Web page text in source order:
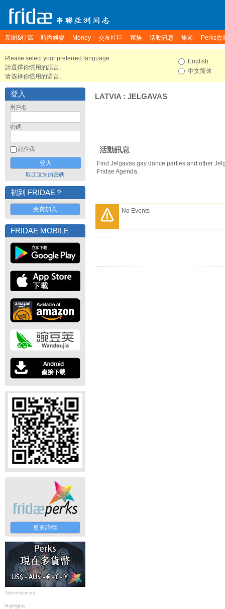
新聞&特寫 時尚娛樂 Money 交友社區 家族 活動訊息 旅遊 Perks會
Please select your preferred language.
請選擇你慣用的語言。
请选择你惯用的语言。
English
中文简体
登入
用戶名
密碼
記住我
取回遺失的密碼
初到 FRIDAE？
免費加入
FRIDAE MOBILE
更多詳情
Advertisement
Highlights
LATVIA : JELGAVAS
活動訊息
Find Jelgavas gay dance parties and other
Fridae Agenda.
No Events